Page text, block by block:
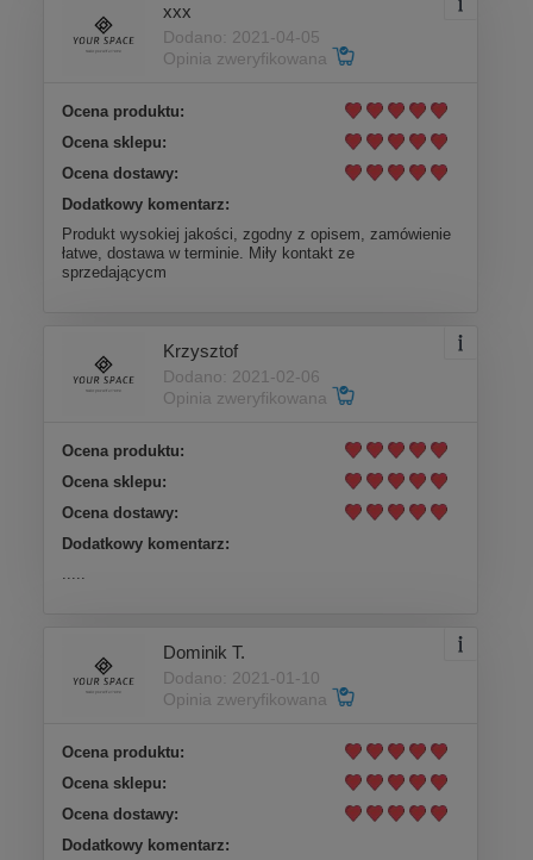
xxx
Dodano: 2021-04-05
Opinia zweryfikowana
Ocena produktu:
Ocena sklepu:
Ocena dostawy:
Dodatkowy komentarz:
Produkt wysokiej jakości, zgodny z opisem, zamówienie
łatwe, dostawa w terminie. Miły kontakt ze
sprzedającycm
Krzysztof
Dodano: 2021-02-06
Opinia zweryfikowana
Ocena produktu:
Ocena sklepu:
Ocena dostawy:
Dodatkowy komentarz:
Dominik T.
Dodano: 2021-01-10
Opinia zweryfikowana
Ocena produktu:
Ocena sklepu:
Ocena dostawy:
Dodatkowy komentarz: